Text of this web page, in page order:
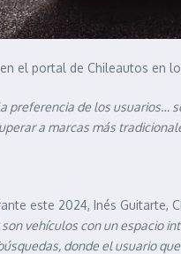
el portal de Chileautos en
preferencia de los usuarios…
a marcas más
este 2024, Inés Guitarte,
vehículos con un espacio
donde el usuario